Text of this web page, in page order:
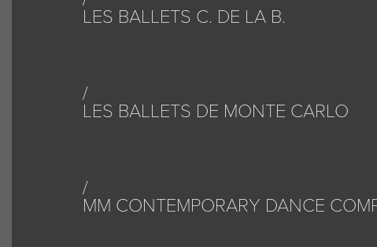
LES BALLETS C. DE LA B.
LES BALLETS DE MONTE CARLO
MM CONTEMPORARY DANCE